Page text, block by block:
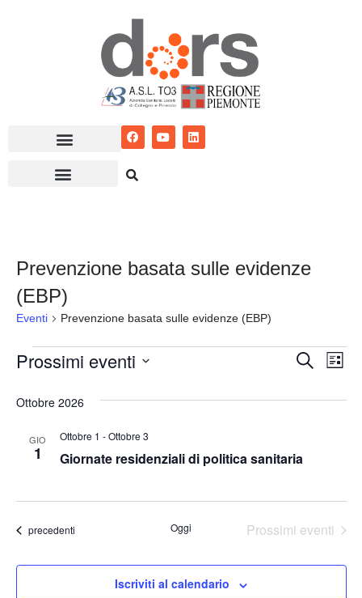
Prevenzione basata sulle evidenze
(EBP)
Eventi Prevenzione basata sulle evidenze (EBP)
Eventi
viste
Cerca
Lista
Prossimi eventi
la
Ottobre 2026
GIO
1 Giornate residenziali di politica sanitaria
Ottobre 1 -Ottobre 3
Eventi
precedenti Oggi Prossimi eventi
Iscriviti al calendario